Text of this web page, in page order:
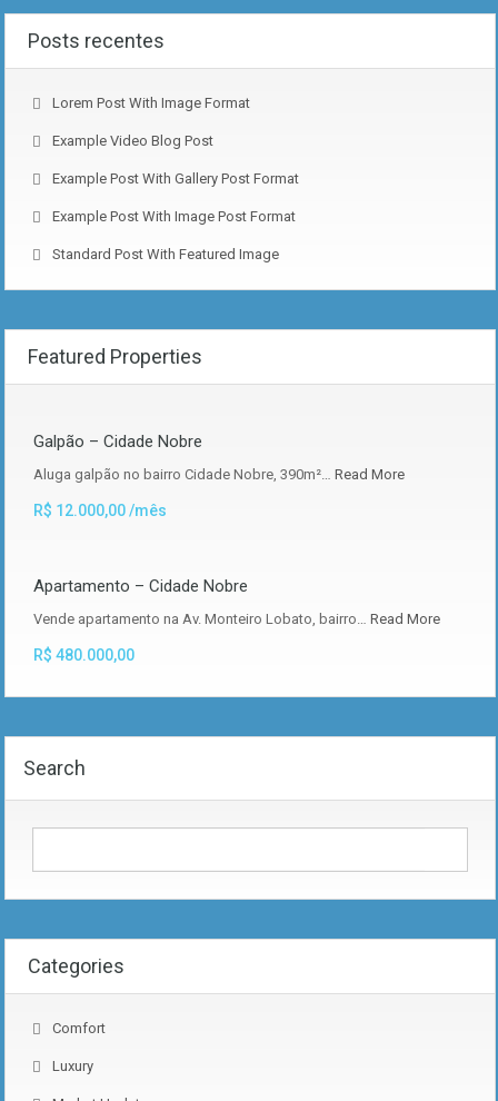
Posts recentes
Lorem Post With Image Format
Example Video Blog Post
Example Post With Gallery Post Format
Example Post With Image Post Format
Standard Post With Featured Image
Featured Properties
Galpão – Cidade Nobre
Aluga galpão no bairro Cidade Nobre, 390m²… Read More
R$ 12.000,00 /mês
Apartamento – Cidade Nobre
Vende apartamento na Av. Monteiro Lobato, bairro… Read More
R$ 480.000,00
Search
Categories
Comfort
Luxury